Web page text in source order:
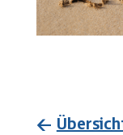
←